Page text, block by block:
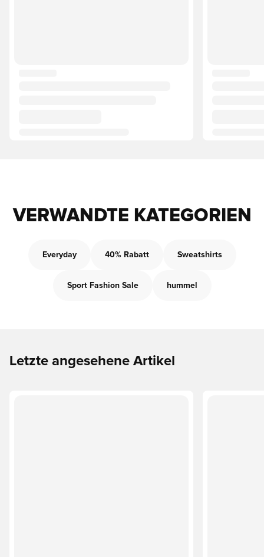
VERWANDTE KATEGORIEN
Everyday 40% Rabatt Sweatshirts
Sport Fashion Sale hummel
Letzte angesehene Artikel